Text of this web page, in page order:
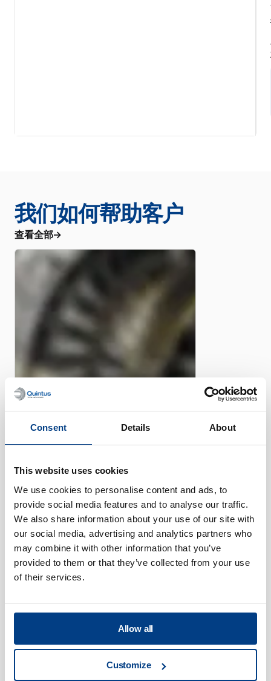
Consent Details About
This website uses cookies
We use cookies to personalise content and ads, to
provide social media features and to analyse our traffic.
We also share information about your use of our site with
our social media, advertising and analytics partners who
may combine it with other information that you’ve
provided to them or that they’ve collected from your use
of their services.
Allow all
Customize
我们如何帮助客户
查看全部
WHITE PAPER
航空航天部件高压热处理的最新进